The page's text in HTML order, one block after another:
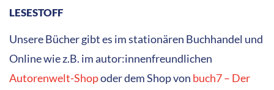
LESESTOFF
Unsere Bücher gibt es im stationären Buchhandel und
Online wie z.B. im autor:innenfreundlichen
Autorenwelt-Shopoder dem Shop von buch7 – Der